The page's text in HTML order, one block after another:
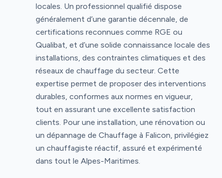
locales. Un professionnel qualifié dispose
généralement d’une garantie décennale, de
certifications reconnues comme RGE ou
Qualibat, et d’une solide connaissance locale des
installations, des contraintes climatiques et des
réseaux de chauffage du secteur. Cette
expertise permet de proposer des interventions
durables, conformes aux normes en vigueur,
tout en assurant une excellente satisfaction
clients. Pour une installation, une rénovation ou
un dépannage de Chauffage à Falicon, privilégiez
un chauffagiste réactif, assuré et expérimenté
dans tout le Alpes-Maritimes.